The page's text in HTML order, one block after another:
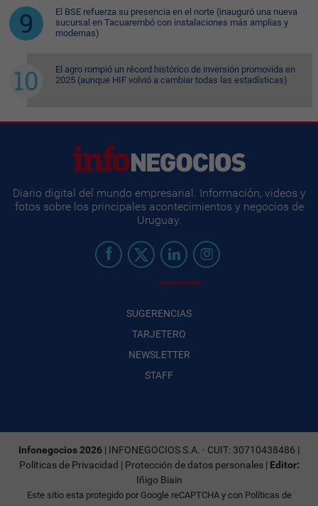
El BSE refuerza su presencia en el norte (inauguró una nueva
sucursal en Tacuarembó con instalaciones más amplias y
modernas)
El agro rompió un récord histórico de inversión promovida en
2025 (aunque HIF volvió a cambiar todas las estadísticas)
Diario digital del mundo empresarial. Información, videos y
fotos sobre los principales acontecimientos y negocios de
Uruguay.
SUGERENCIAS
TARJETERO
NEWSLETTER
STAFF
Infonegocios 2026 | INFONEGOCIOS S.A. · CUIT: 30710438486 |
Políticas de Privacidad | Protección de datos personales| Editor:
Iñigo Biain
Este sitio esta protegido por Google reCAPTCHA y con Políticas de